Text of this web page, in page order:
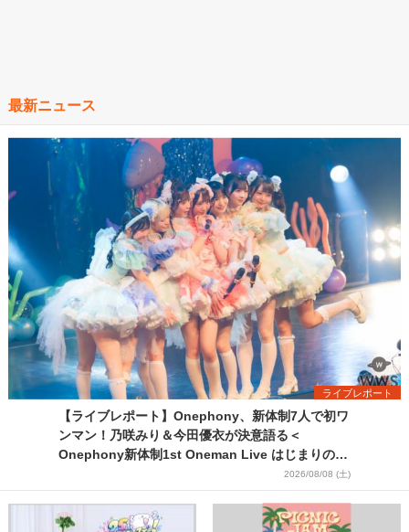
最新ニュース
ライブレポート
【ライブレポート】Onephony、新体制7人で初ワ
ンマン！乃咲みり＆今田優衣が決意語る＜
Onephony新体制1st Oneman Live はじまりの夏
2026/08/08 (土)